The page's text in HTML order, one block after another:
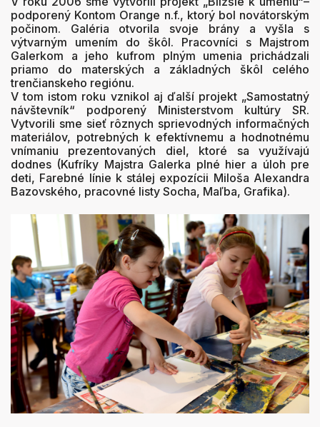
podporený Kontom Orange n.f., ktorý bol novátorským
počinom. Galéria otvorila svoje brány a vyšla s
výtvarným umením do škôl. Pracovníci s Majstrom
Galerkom a jeho kufrom plným umenia prichádzali
priamo do materských a základných škôl celého
trenčianskeho regiónu.
V tom istom roku vznikol aj ďalší projekt „Samostatný
návštevník“ podporený Ministerstvom kultúry SR.
Vytvorili sme sieť rôznych sprievodných informačných
materiálov, potrebných k efektívnemu a hodnotnému
vnímaniu prezentovaných diel, ktoré sa využívajú
dodnes (Kufríky Majstra Galerka plné hier a úloh pre
deti, Farebné línie k stálej expozícii Miloša Alexandra
Bazovského, pracovné listy Socha, Maľba, Grafika).